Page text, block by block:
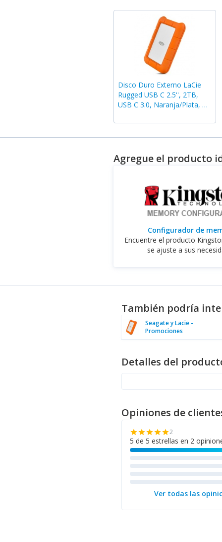
Disco Duro Externo LaCie
Rugged USB C 2.5'', 2TB,
USB C 3.0, Naranja/Plata, A
Golpes - para Mac/PC
Agregue el producto
Configurador de
Encuentre el producto
se ajuste a sus
También podría
Seagate y Lacie -
Promociones
Detalles del
Opiniones de
starstarstarstarstar2
5 de 5 estrellas en 2
Ver todas las